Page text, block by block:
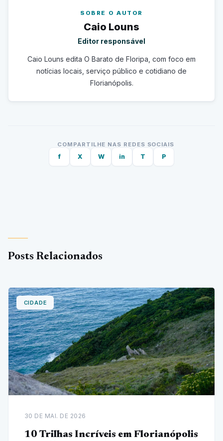
SOBRE O AUTOR
Caio Louns
Editor responsável
Caio Louns edita O Barato de Floripa, com foco em
notícias locais, serviço público e cotidiano de
Florianópolis.
COMPARTILHE NAS REDES SOCIAIS
f X W in T P
Posts Relacionados
CIDADE
30 DE MAI. DE 2026
10 Trilhas Incríveis em Florianópolis